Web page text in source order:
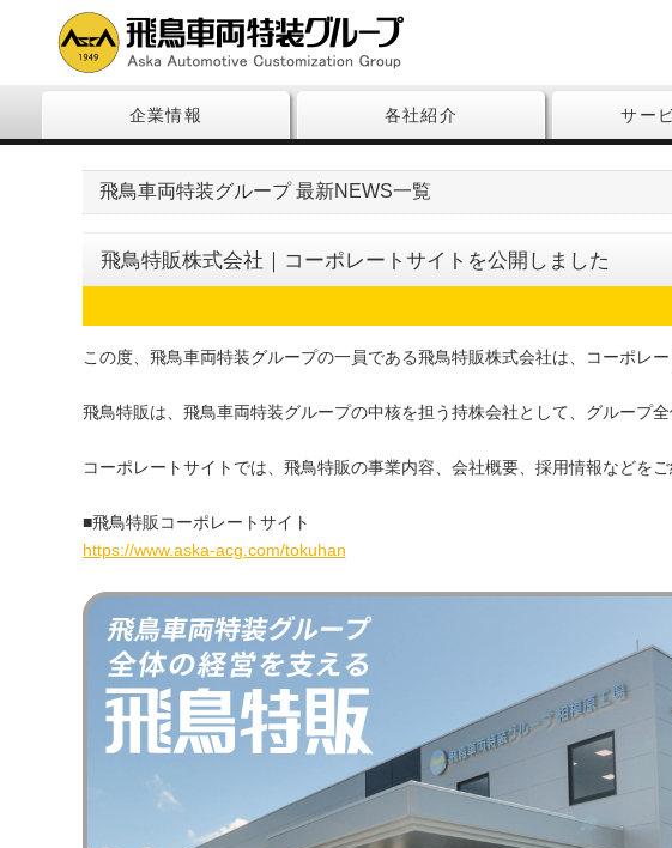
企業情報 各社紹介 サー
飛鳥車両特装グループ 最新NEWS一覧
飛鳥特販株式会社｜コーポレートサイトを公開しました
この度、飛鳥車両特装グループの一員である飛鳥特販株式会社は、コーポレ
飛鳥特販は、飛鳥車両特装グループの中核を担う持株会社として、グループ
コーポレートサイトでは、飛鳥特販の事業内容、会社概要、採用情報などをご
■飛鳥特販コーポレートサイト
https://www.aska-acg.com/tokuhan